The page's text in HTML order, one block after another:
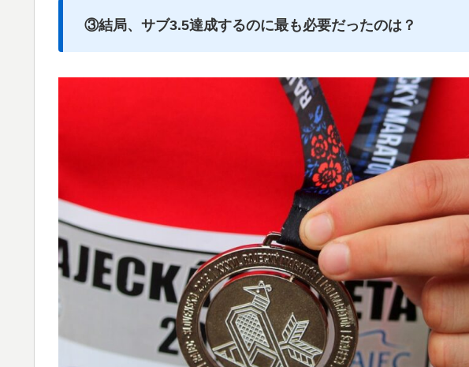
③結局、サブ3.5達成するのに最も必要だったのは？